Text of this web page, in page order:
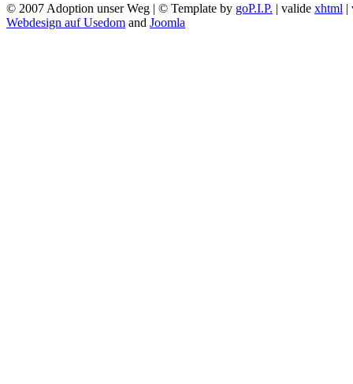
© 2007 Adoption unser Weg | © Template by goP.I.P. | valide xhtml |
Webdesign auf Usedom and Joomla